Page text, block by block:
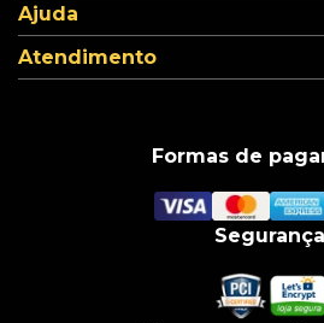
Ajuda
Atendimento
Formas de
Segurança